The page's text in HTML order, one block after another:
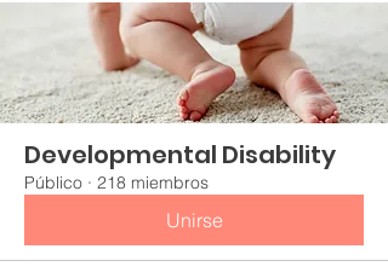
Developmental Disability
Público · 218 miembros
Unirse